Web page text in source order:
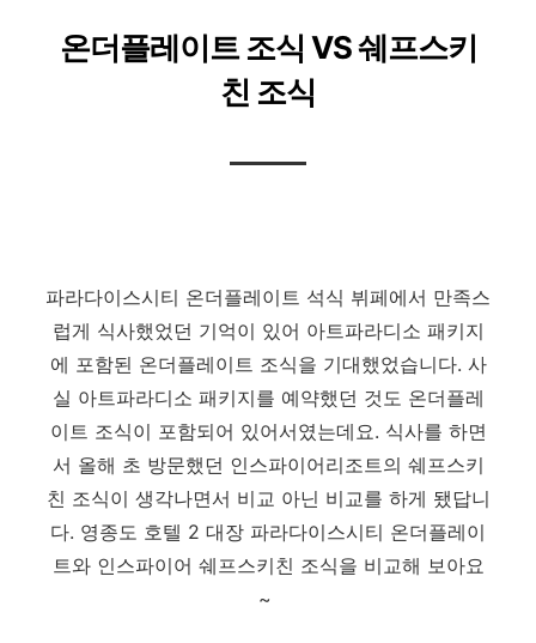
온더플레이트 조식 VS 쉐프스키
친 조식
파라다이스시티 온더플레이트 석식 뷔페에서 만족스
럽게 식사했었던 기억이 있어 아트파라디소 패키지
에 포함된 온더플레이트 조식을 기대했었습니다. 사
실 아트파라디소 패키지를 예약했던 것도 온더플레
이트 조식이 포함되어 있어서였는데요. 식사를 하면
서 올해 초 방문했던 인스파이어리조트의 쉐프스키
친 조식이 생각나면서 비교 아닌 비교를 하게 됐답니
다. 영종도 호텔 2 대장 파라다이스시티 온더플레이
트와 인스파이어 쉐프스키친 조식을 비교해 보아요
~